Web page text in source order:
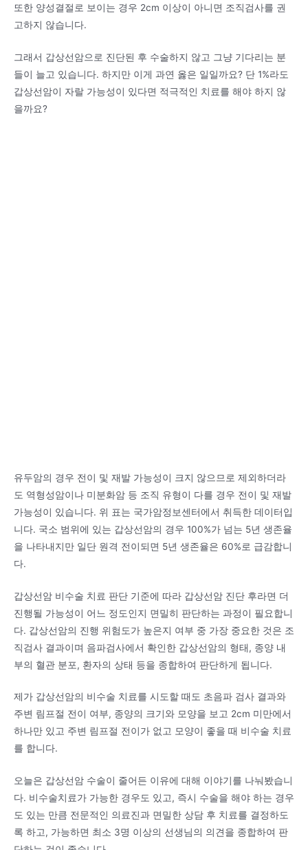
또한 양성결절로 보이는 경우 2cm 이상이 아니면 조직검사를 권
고하지 않습니다.
그래서 갑상선암으로 진단된 후 수술하지 않고 그냥 기다리는 분
들이 늘고 있습니다. 하지만 이게 과연 옳은 일일까요? 단 1%라도
갑상선암이 자랄 가능성이 있다면 적극적인 치료를 해야 하지 않
을까요?
유두암의 경우 전이 및 재발 가능성이 크지 않으므로 제외하더라
도 역형성암이나 미분화암 등 조직 유형이 다를 경우 전이 및 재발
가능성이 있습니다. 위 표는 국가암정보센터에서 취득한 데이터입
니다. 국소 범위에 있는 갑상선암의 경우 100%가 넘는 5년 생존율
을 나타내지만 일단 원격 전이되면 5년 생존율은 60%로 급감합니
다.
갑상선암 비수술 치료 판단 기준에 따라 갑상선암 진단 후라면 더
진행될 가능성이 어느 정도인지 면밀히 판단하는 과정이 필요합니
다. 갑상선암의 진행 위험도가 높은지 여부 중 가장 중요한 것은 조
직검사 결과이며 음파검사에서 확인한 갑상선암의 형태, 종양 내
부의 혈관 분포, 환자의 상태 등을 종합하여 판단하게 됩니다.
제가 갑상선암의 비수술 치료를 시도할 때도 초음파 검사 결과와
주변 림프절 전이 여부, 종양의 크기와 모양을 보고 2cm 미만에서
하나만 있고 주변 림프절 전이가 없고 모양이 좋을 때 비수술 치료
를 합니다.
오늘은 갑상선암 수술이 줄어든 이유에 대해 이야기를 나눠봤습니
다. 비수술치료가 가능한 경우도 있고, 즉시 수술을 해야 하는 경우
도 있는 만큼 전문적인 의료진과 면밀한 상담 후 치료를 결정하도
록 하고, 가능하면 최소 3명 이상의 선생님의 의견을 종합하여 판